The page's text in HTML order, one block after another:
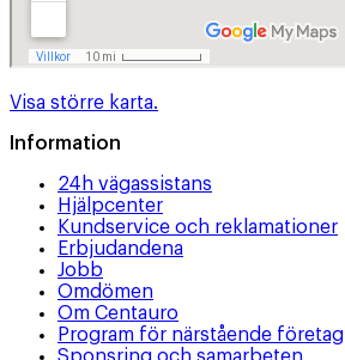
Visa större karta.
Information
24h vägassistans
Hjälpcenter
Kundservice och reklamationer
Erbjudandena
Jobb
Omdömen
Om Centauro
Program för närstående företag
Sponsring och samarbeten